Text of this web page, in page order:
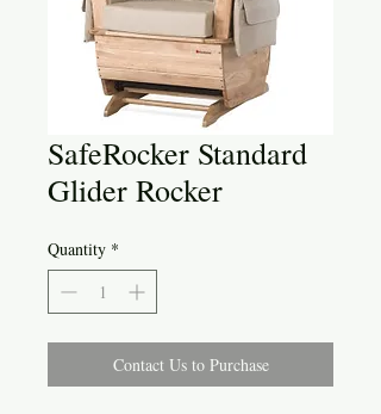
SafeRocker Standard
Glider Rocker
Quantity *
Contact Us to Purchase